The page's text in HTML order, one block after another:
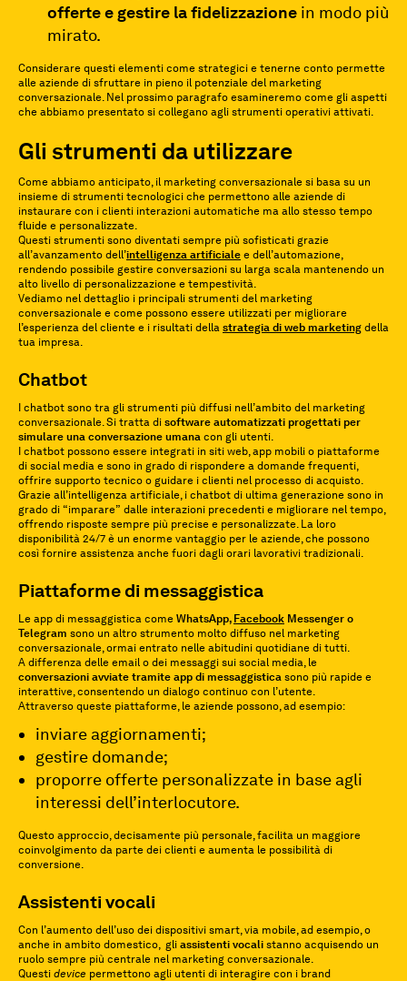
offerte e gestire la fidelizzazione in modo più
mirato.
Considerare questi elementi come strategici e tenerne conto permette
alle aziende di sfruttare in pieno il potenziale del marketing
conversazionale. Nel prossimo paragrafo esamineremo come gli aspetti
che abbiamo presentato si collegano agli strumenti operativi attivati.
Gli strumenti da utilizzare
Come abbiamo anticipato, il marketing conversazionale si basa su un
insieme di strumenti tecnologici che permettono alle aziende di
instaurare con i clienti interazioni automatiche ma allo stesso tempo
fluide e personalizzate.
Questi strumenti sono diventati sempre più sofisticati grazie
all’avanzamento dell’intelligenza artificiale e dell’automazione,
rendendo possibile gestire conversazioni su larga scala mantenendo un
alto livello di personalizzazione e tempestività.
Vediamo nel dettaglio i principali strumenti del marketing
conversazionale e come possono essere utilizzati per migliorare
l’esperienza del cliente e i risultati della strategia di web marketing della
tua impresa.
Chatbot
I chatbot sono tra gli strumenti più diffusi nell’ambito del marketing
conversazionale. Si tratta di software automatizzati progettati per
simulare una conversazione umana con gli utenti.
I chatbot possono essere integrati in siti web, app mobili o piattaforme
di social media e sono in grado di rispondere a domande frequenti,
offrire supporto tecnico o guidare i clienti nel processo di acquisto.
Grazie all’intelligenza artificiale, i chatbot di ultima generazione sono in
grado di “imparare” dalle interazioni precedenti e migliorare nel tempo,
offrendo risposte sempre più precise e personalizzate. La loro
disponibilità 24/7 è un enorme vantaggio per le aziende, che possono
così fornire assistenza anche fuori dagli orari lavorativi tradizionali.
Piattaforme di messaggistica
Le app di messaggistica come WhatsApp, Facebook Messenger o
Telegram sono un altro strumento molto diffuso nel marketing
conversazionale, ormai entrato nelle abitudini quotidiane di tutti.
A differenza delle email o dei messaggi sui social media, le
conversazioni avviate tramite app di messaggistica sono più rapide e
interattive, consentendo un dialogo continuo con l’utente.
Attraverso queste piattaforme, le aziende possono, ad esempio:
inviare aggiornamenti;
gestire domande;
proporre offerte personalizzate in base agli
interessi dell’interlocutore.
Questo approccio, decisamente più personale, facilita un maggiore
coinvolgimento da parte dei clienti e aumenta le possibilità di
conversione.
Assistenti vocali
Con l’aumento dell’uso dei dispositivi smart, via mobile, ad esempio, o
anche in ambito domestico, gli assistenti vocali stanno acquisendo un
ruolo sempre più centrale nel marketing conversazionale.
Questi device permettono agli utenti di interagire con i brand